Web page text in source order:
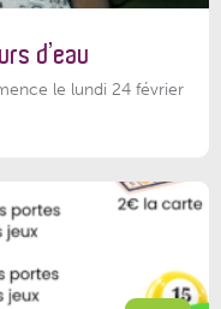
d’eau
le lundi 24 février